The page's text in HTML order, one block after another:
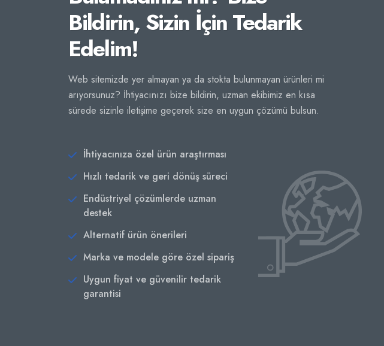
Bildirin, Sizin İçin Tedarik
Edelim!
Web sitemizde yer almayan ya da stokta bulunmayan ürünleri mi
arıyorsunuz? İhtiyacınızı bize bildirin, uzman ekibimiz en kısa
sürede sizinle iletişime geçerek size en uygun çözümü bulsun.
İhtiyacınıza özel ürün araştırması
Hızlı tedarik ve geri dönüş süreci
Endüstriyel çözümlerde uzman
destek
Alternatif ürün önerileri
Marka ve modele göre özel sipariş
Uygun fiyat ve güvenilir tedarik
garantisi